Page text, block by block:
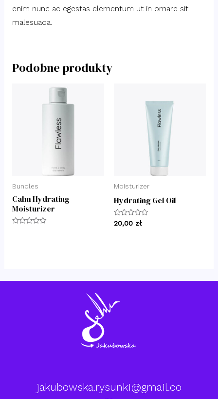
enim nunc ac egestas elementum ut in ornare sit
malesuada.
Podobne produkty
Bundles
Calm Hydrating
Moisturizer
Moisturizer
Hydrating Gel Oil
Oceniono
20,00 zł
jakubowska.rysunki@gmail.co